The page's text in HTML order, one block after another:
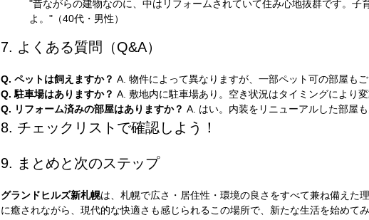
"昔ながらの建物なのに、中はリフォームされていて住み心地抜群です。子
よ。"（40代・男性）
7. よくある質問（Q&A）
Q. ペットは飼えますか？ A. 物件によって異なりますが、一部ペット可の部屋も
Q. 駐車場はありますか？ A. 敷地内に駐車場あり。空き状況はタイミングにより変
Q. リフォーム済みの部屋はありますか？ A. はい。内装をリニューアルした部屋も
8. チェックリストで確認しよう！
9. まとめと次のステップ
グランドヒルズ新札幌は、札幌で広さ・居住性・環境の良さをすべて兼ね備えた
に癒されながら、現代的な快適さも感じられるこの場所で、新たな生活を始めて